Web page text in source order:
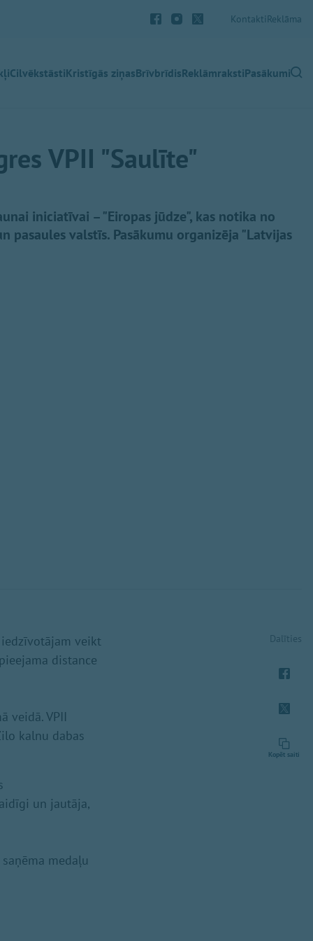
KontaktiReklāma
CilvēkstāstiKristīgās ziņasBrīvbrīdisReklāmrakstiPasākumi
VPII "Saulīte"
iniciatīvai – "Eiropas jūdze", kas notika no
pasaules valstīs. Pasākumu organizēja "Latvijas
veikt
distance
veidā. VPII
kalnu dabas
un jautāja,
medaļu
Dalīties
Kopēt saiti